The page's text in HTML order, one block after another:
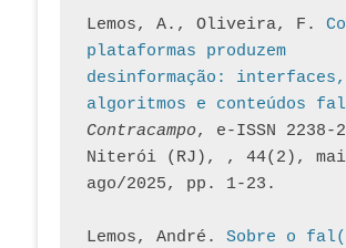
Lemos, A., Oliveira, F.
plataformas produzem
desinformação: interfaces,
algoritmos e conteúdos
Contracampo, e-ISSN 2238-
Niterói (RJ), , 44(2),
ago/2025, pp. 1-23.
Lemos, André. Sobre o